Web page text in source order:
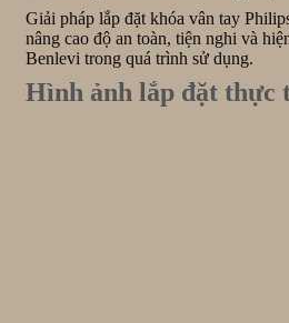
Giải pháp lắp đặt khóa vân tay
nâng cao độ an toàn, tiện nghi và
Benlevi trong quá trình sử dụng.
Hình ảnh lắp đặt thực